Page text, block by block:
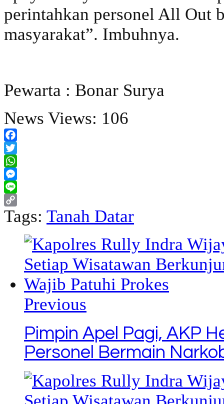
perintahkan personel All Out
masyarakat”. Imbuhnya.
Pewarta : Bonar Surya
News Views: 106
Facebook
Twitter
WhatsApp
Messenger
Line
Copy
Tags: Tanah Datar
Previous
Pimpin Apel Pagi, AKP
Personel Bermain